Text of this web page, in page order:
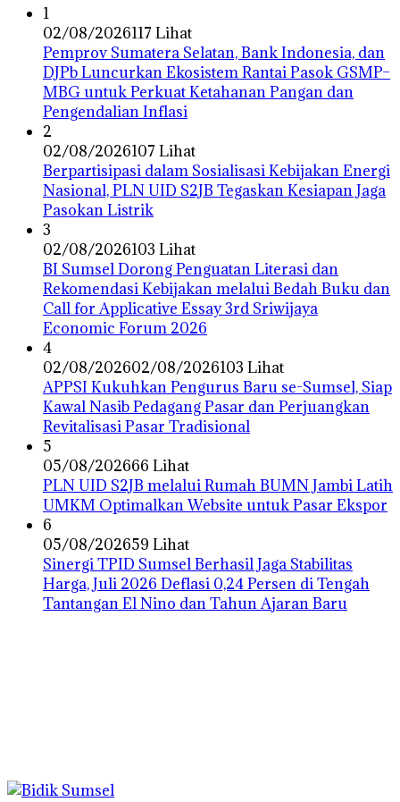
1
02/08/2026117 Lihat
Pemprov Sumatera Selatan, Bank Indonesia, dan
DJPb Luncurkan Ekosistem Rantai Pasok GSMP–
MBG untuk Perkuat Ketahanan Pangan dan
Pengendalian Inflasi
2
02/08/2026107 Lihat
Berpartisipasi dalam Sosialisasi Kebijakan Energi
Nasional, PLN UID S2JB Tegaskan Kesiapan Jaga
Pasokan Listrik
3
02/08/2026103 Lihat
BI Sumsel Dorong Penguatan Literasi dan
Rekomendasi Kebijakan melalui Bedah Buku dan
Call for Applicative Essay 3rd Sriwijaya
Economic Forum 2026
4
02/08/202602/08/2026103 Lihat
APPSI Kukuhkan Pengurus Baru se-Sumsel, Siap
Kawal Nasib Pedagang Pasar dan Perjuangkan
Revitalisasi Pasar Tradisional
5
05/08/202666 Lihat
PLN UID S2JB melalui Rumah BUMN Jambi Latih
UMKM Optimalkan Website untuk Pasar Ekspor
6
05/08/202659 Lihat
Sinergi TPID Sumsel Berhasil Jaga Stabilitas
Harga, Juli 2026 Deflasi 0,24 Persen di Tengah
Tantangan El Nino dan Tahun Ajaran Baru